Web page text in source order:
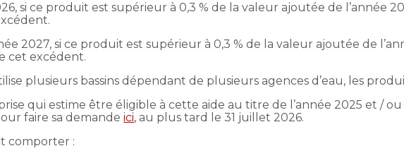
si ce produit est supérieur à 0,3 % de la valeur ajoutée de l’année
2027, si ce produit est supérieur à 0,3 % de la valeur ajoutée de
cet excédent.
plusieurs bassins dépendant de plusieurs agences d’eau, les
qui estime être éligible à cette aide au titre de l’année 2025 et /
faire sa demandeici, au plus tard le 31 juillet 2026.
comporter :